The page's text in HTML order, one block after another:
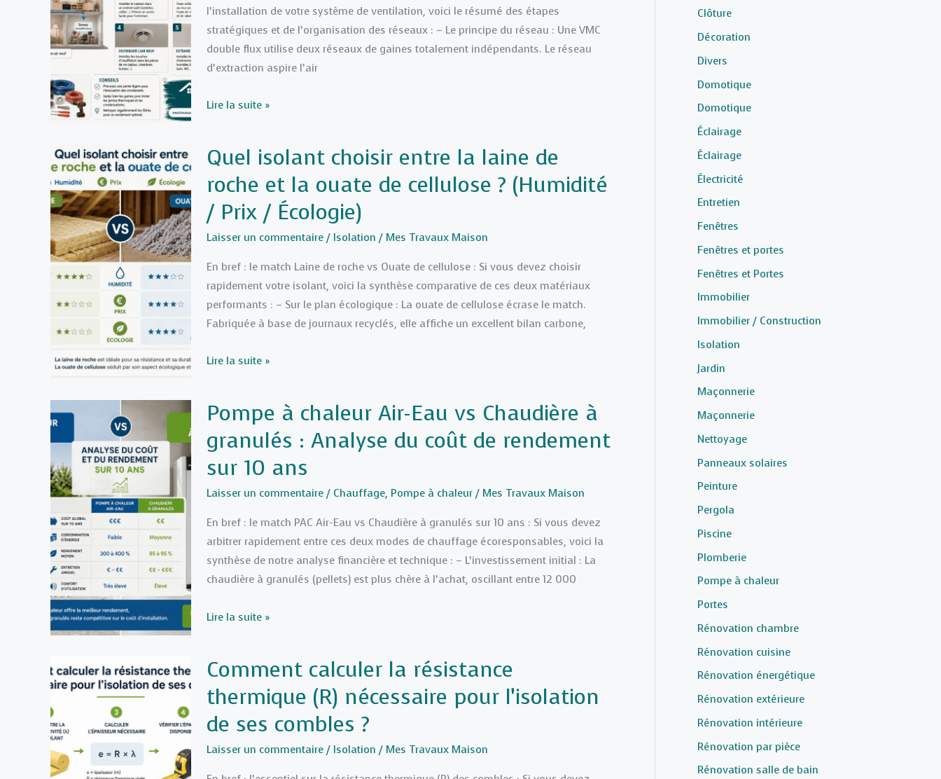
changement
de
fenêtres
en
l’installation de votre système de ventilation, voici le résumé des étapes
stratégiques et de l’organisation des réseaux : – Le principe du réseau : Une VMC
double flux utilise deux réseaux de gaines totalement indépendants. Le réseau
d’extraction aspire l’air
Comment
VMC
double
soi-
même
(Schéma
et
étapes)
Lire la suite »
Quel isolant choisir entre la laine de
roche et la ouate de cellulose ? (Humidité
/ Prix / Écologie)
Laisser un commentaire / Isolation / Mes Travaux Maison
En bref : le match Laine de roche vs Ouate de cellulose : Si vous devez choisir
rapidement votre isolant, voici la synthèse comparative de ces deux matériaux
performants : – Sur le plan écologique : La ouate de cellulose écrase le match.
Fabriquée à base de journaux recyclés, elle affiche un excellent bilan carbone,
Quel
entre
la
laine
de
roche
la
ouate
de
cellulose
(Humidité
Prix
Écologie)
Lire la suite »
Pompe à chaleur Air-Eau vs Chaudière à
granulés : Analyse du coût de rendement
sur 10 ans
Laisser un commentaire / Chauffage, Pompe à chaleur / Mes Travaux Maison
En bref : le match PAC Air-Eau vs Chaudière à granulés sur 10 ans : Si vous devez
arbitrer rapidement entre ces deux modes de chauffage écoresponsables, voici la
synthèse de notre analyse financière et technique : – L’investissement initial : La
chaudière à granulés (pellets) est plus chère à l’achat, oscillant entre 12 000
Pompe
Air-
Eau
Chaudière
à
Lire la suite »
Comment calculer la résistance
thermique (R) nécessaire pour l’isolation
de ses combles ?
Laisser un commentaire / Isolation / Mes Travaux Maison
Clôture
Décoration
Divers
Domotique
Domotique
Éclairage
Éclairage
Électricité
Entretien
Fenêtres
Fenêtres et portes
Fenêtres et Portes
Immobilier
Immobilier / Construction
Isolation
Jardin
Maçonnerie
Maçonnerie
Nettoyage
Panneaux solaires
Peinture
Pergola
Piscine
Plomberie
Pompe à chaleur
Portes
Rénovation chambre
Rénovation cuisine
Rénovation énergétique
Rénovation extérieure
Rénovation intérieure
Rénovation par pièce
Rénovation salle de bain